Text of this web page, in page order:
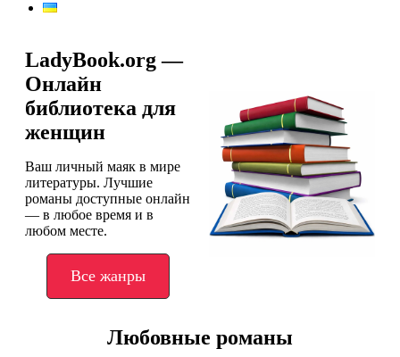
LadyBook.org —
Онлайн
библиотека для
женщин
Ваш личный маяк в мире
литературы. Лучшие
романы доступные онлайн
— в любое время и в
любом месте.
Все жанры
Любовные романы